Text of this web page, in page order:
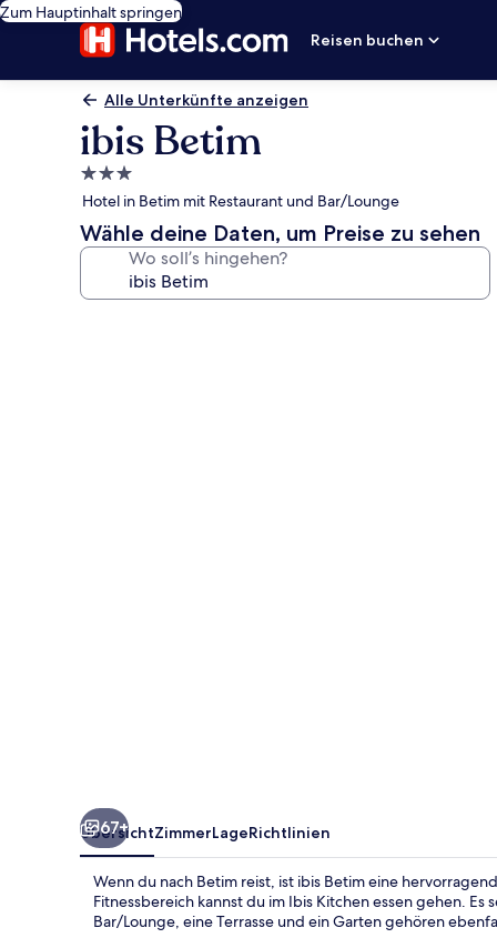
Zum Hauptinhalt springen
Reisen buchen
Alle Unterkünfte anzeigen
ibis Betim
3.0-
Sterne-
Unterkunft
Hotel in Betim mit Restaurant und Bar/Lounge
Wähle deine Daten, um Preise zu sehen
Wo soll’s hingehen?
67+
ÜbersichtZimmerLageRichtlinien
Wenn du nach Betim reist, ist ibis Betim eine
Fitnessbereich kannst du im Ibis Kitchen essen gehen.
Bar/Lounge, eine Terrasse und ein Garten gehören